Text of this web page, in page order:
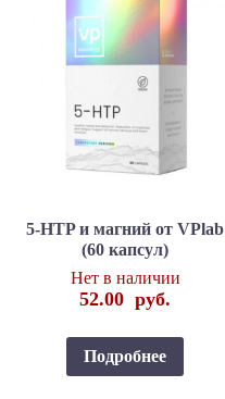
5-HTP и магний от VPlab
(60 капсул)
Нет в наличии
52.00 руб.
Подробнее